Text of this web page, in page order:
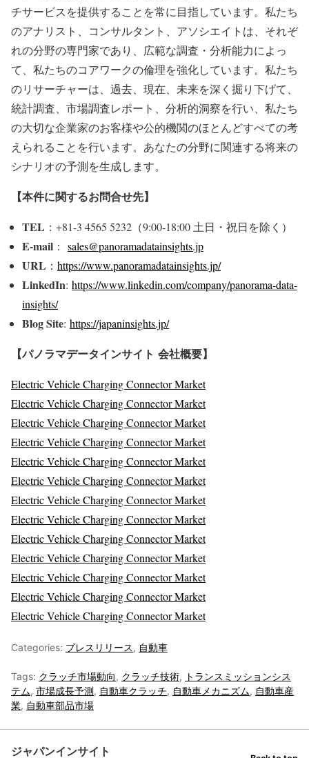
チサービスを提供することを常に目指しています。私たち
のアナリスト、コンサルタント、アソシエイトは、それぞ
れの分野の専門家であり、広範な調査・分析能力によっ
て、私たちのコアワークの倫理を強化しています。私たち
のリサーチャーは、過去、現在、未来を深く掘り下げて、
統計調査、市場調査レポート、分析的洞察を行い、私たち
の大切な企業家のお客様や公的機関のほとんどすべての考
えられることを行います。あなたの分野に関連する将来の
シナリオの予測を生成します。
【本件に関するお問合せ先】
TEL ：+81-3 4565 5232（9:00-18:00 土日・祝日を除く）
E-mail ： sales@panoramadatainsights.jp
URL ： https://www.panoramadatainsights.jp/
LinkedIn: https://www.linkedin.com/company/panorama-data-
insights/
Blog Site: https://japaninsights.jp/
【パノラマデータインサイト 会社概要】
Electric Vehicle Charging Connector Market
Electric Vehicle Charging Connector Market
Electric Vehicle Charging Connector Market
Electric Vehicle Charging Connector Market
Electric Vehicle Charging Connector Market
Electric Vehicle Charging Connector Market
Electric Vehicle Charging Connector Market
Electric Vehicle Charging Connector Market
Electric Vehicle Charging Connector Market
Electric Vehicle Charging Connector Market
Electric Vehicle Charging Connector Market
Electric Vehicle Charging Connector Market
Electric Vehicle Charging Connector Market
Categories: プレスリリース, 自動車
Tags: クラッチ市場動向, クラッチ技術, トランスミッションシス
テム, 市場成長予測, 自動車クラッチ, 自動車メカニズム, 自動車産
業, 自動車部品市場
ジャパンインサイト